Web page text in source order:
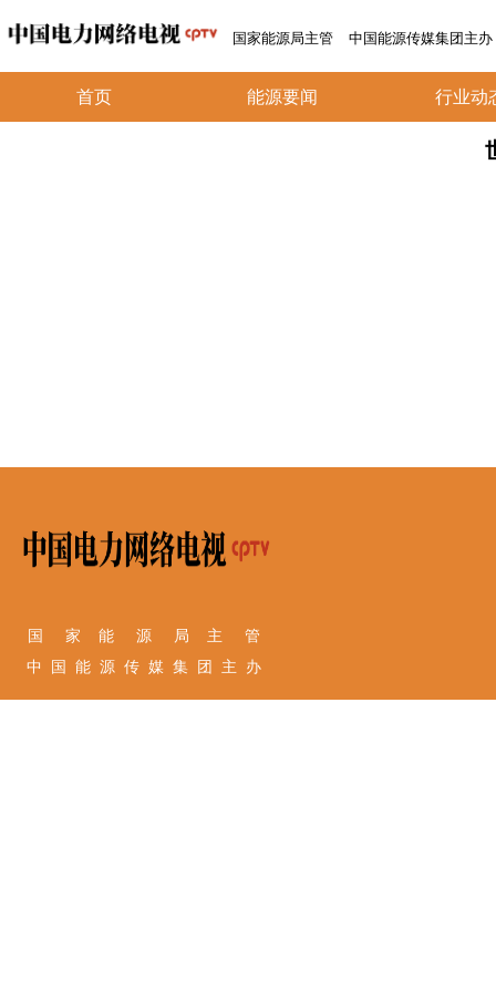
国家能源局主管 中国能源传媒集团主办
首页 能源要闻 行业动
国 家 能 源 局 主 管
中 国 能 源 传 媒 集 团 主 办